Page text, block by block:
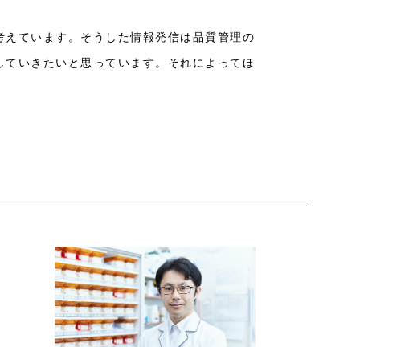
ています。そうした情報発信は品質管理の
いきたいと思っています。それによってほ